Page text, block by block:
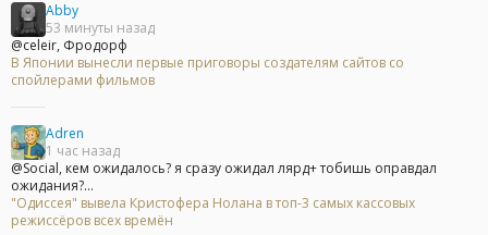
Abby
53 минуты назад
@celeir, Фродорф
В Японии вынесли первые приговоры создателям сайтов со
спойлерами фильмов
Adren
1 час назад
@Social, кем ожидалось? я сразу ожидал лярд+ тобишь оправдал
ожидания?...
"Одиссея" вывела Кристофера Нолана в топ-3 самых кассовых
режиссёров всех времён